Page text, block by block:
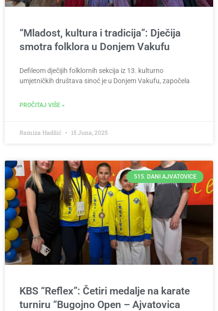
“Mladost, kultura i tradicija”: Dječija
smotra folklora u Donjem Vakufu
Defileom dječijih folklornih sekcija iz 13. kulturno
umjetničkih društava sinoć je u Donjem Vakufu, započela
PROČITAJ VIŠE »
Ramiza Hadžić 15 Juna, 2025
515. DANI AJVATOVICE
KBS “Reflex”: Četiri medalje na karate
turniru “Bugojno Open – Ajvatovica